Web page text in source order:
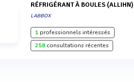
RÉFRIGÉRANT À BOULES (ALLIHN)
LABBOX
1professionnels intéressés
258consultations récentes